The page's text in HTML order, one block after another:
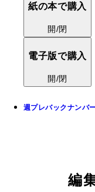
紙の本で購入
開/閉
電子版で購入
開/閉
週プレバックナンバ
編